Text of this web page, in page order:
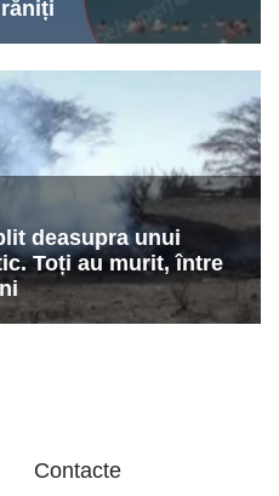
Contacte